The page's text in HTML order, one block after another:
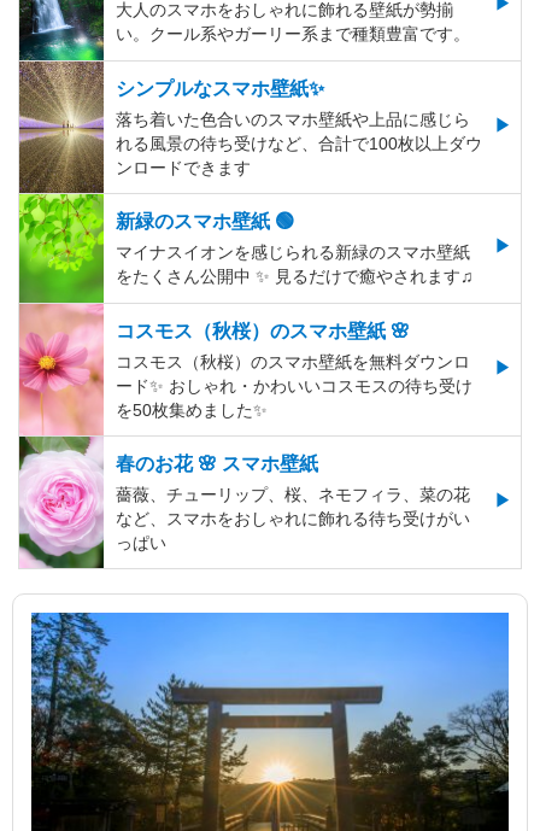
大人のスマホをおしゃれに飾れる壁紙が勢揃
い。クール系やガーリー系まで種類豊富です。
シンプルなスマホ壁紙✨
落ち着いた色合いのスマホ壁紙や上品に感じら
れる風景の待ち受けなど、合計で100枚以上ダウ
ンロードできます
新緑のスマホ壁紙 🟢
マイナスイオンを感じられる新緑のスマホ壁紙
をたくさん公開中 ✨ 見るだけで癒やされます♫
コスモス（秋桜）のスマホ壁紙 🌸
コスモス（秋桜）のスマホ壁紙を無料ダウンロ
ード✨️ おしゃれ・かわいいコスモスの待ち受け
を50枚集めました✨️
春のお花 🌸 スマホ壁紙
薔薇、チューリップ、桜、ネモフィラ、菜の花
など、スマホをおしゃれに飾れる待ち受けがい
っぱい